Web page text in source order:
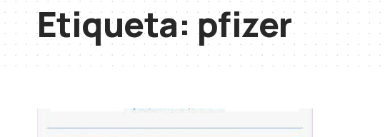
Etiqueta: pfizer